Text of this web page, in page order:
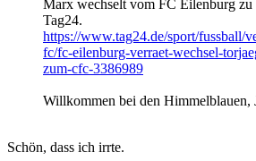
Marx wechselt vom FC Eilenburg zu
Tag24.
https://www.tag24.de/sport/fussball/
fc/fc-eilenburg-verraet-wechsel-
zum-cfc-3386989
Willkommen bei den Himmelblauen,
Schön, dass ich irrte.